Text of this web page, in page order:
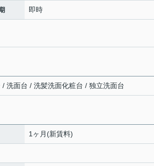
即時
洗面台 / 洗髪洗面化粧台 / 独立洗面台
1ヶ月(新賃料)